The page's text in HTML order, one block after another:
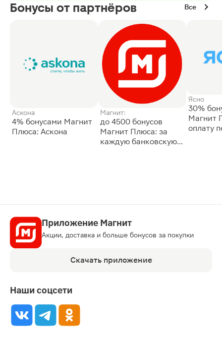
Бонусы от партнёров Все
Аскона
4% бонусами Магнит
Плюса: Аскона
Магнит:
до 4500 бонусов
Магнит Плюса: за
каждую банковскую
Ясно
30%
Магнит
оплату
Приложение Магнит
Акции, доставка и больше бонусов за покупки
Скачать приложение
Наши соцсети